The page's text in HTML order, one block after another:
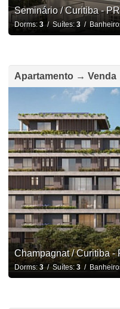
Seminário / Curitiba - PR
Dorms: 3/ Suítes: 3/
Apartamento → Venda
Champagnat / Curitiba -
Dorms: 3/ Suítes: 3/